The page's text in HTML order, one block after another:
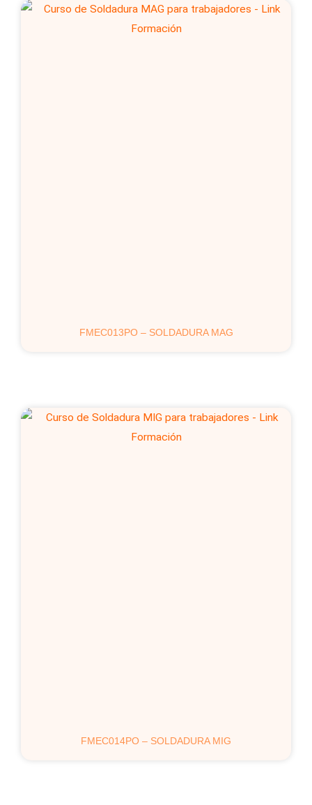
FMEC013PO – SOLDADURA MAG
FMEC014PO – SOLDADURA MIG